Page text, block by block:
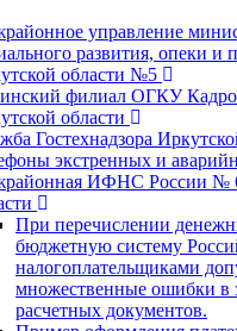
управление
развития, опеки и
области №5
филиал ОГКУ
области
Гостехнадзора
экстренных и
ИФНС России №
При перечислении
бюджетную систему
налогоплательщиками
множественные ошибки в
расчетных документов.